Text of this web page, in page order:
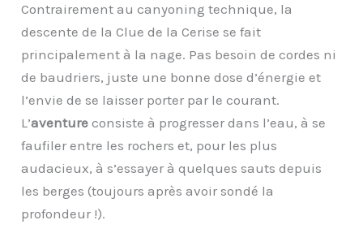
Contrairement au canyoning technique, la
descente de la Clue de la Cerise se fait
principalement à la nage. Pas besoin de cordes ni
de baudriers, juste une bonne dose d’énergie et
l’envie de se laisser porter par le courant.
L’aventure consiste à progresser dans l’eau, à se
faufiler entre les rochers et, pour les plus
audacieux, à s’essayer à quelques sauts depuis
les berges (toujours après avoir sondé la
profondeur !).